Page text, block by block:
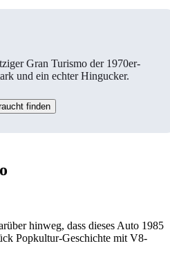
Gran Turismo der 1970er-
und ein echter Hingucker.
finden
hinweg, dass dieses Auto 1985
Popkultur-Geschichte mit V8-